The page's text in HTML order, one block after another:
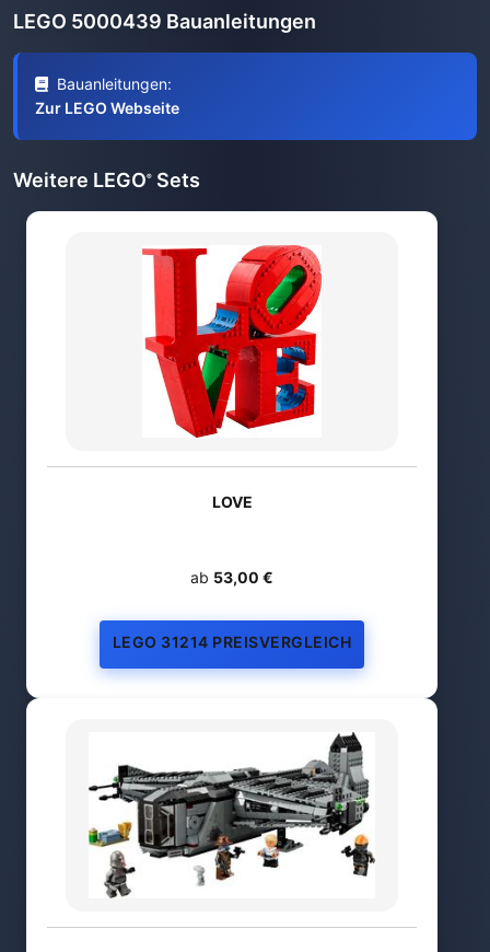
LEGO 5000439 Bauanleitungen
Bauanleitungen:
Zur LEGO Webseite
Weitere LEGO® Sets
LOVE
ab 53,00 €
LEGO 31214 PREISVERGLEICH